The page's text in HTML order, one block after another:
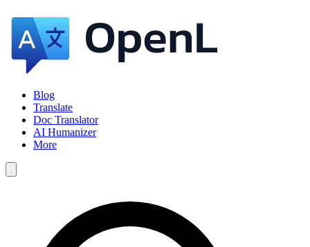
Blog
Translate
Doc Translator
AI Humanizer
More